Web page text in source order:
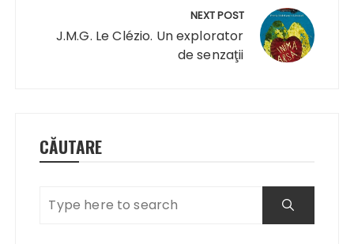
NEXT POST
J.M.G. Le Clézio. Un explorator
de senzaţii
CĂUTARE